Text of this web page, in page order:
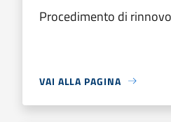
Procedimento di
VAI ALLA PAGINA